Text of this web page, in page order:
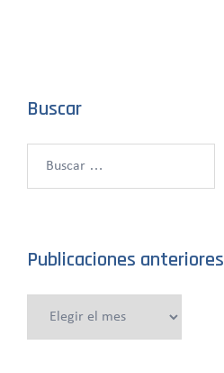
Buscar
Publicaciones anteriores